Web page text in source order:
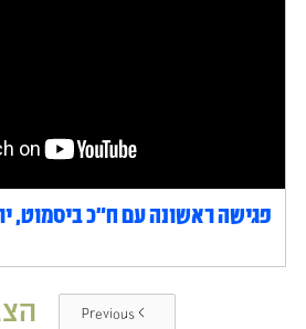
פגישה ראשונה עם ח״כ ביסמוט,
Previous